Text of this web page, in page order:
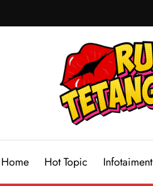
Home Hot Topic Infotaiment